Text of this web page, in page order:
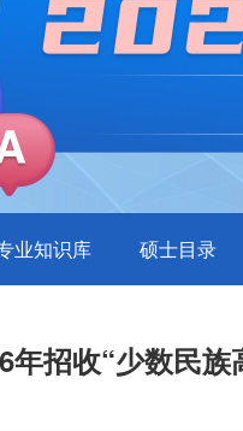
业知识库 硕士目录
年招收“少数民